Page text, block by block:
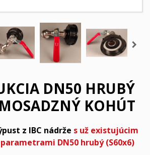
DN50 HRUBÝ
KOHÚT
z IBC nádrže s už existujúcim
DN50 hrubý (S60x6)